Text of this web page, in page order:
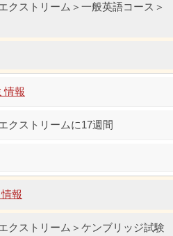
クストリーム＞一般英語コース＞
情報
クストリームに17週間
報
クストリーム＞ケンブリッジ試験